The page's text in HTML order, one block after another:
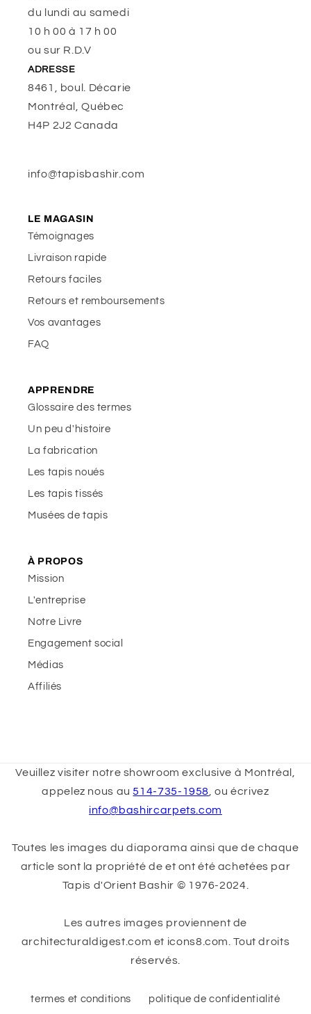
du lundi au samedi
10 h 00 à 17 h 00
ou sur R.D.V
ADRESSE
8461, boul. Décarie
Montréal, Québec
H4P 2J2 Canada
info@tapisbashir.com
LE MAGASIN
Témoignages
Livraison rapide
Retours faciles
Retours et remboursements
Vos avantages
FAQ
APPRENDRE
Glossaire des termes
Un peu d'histoire
La fabrication
Les tapis noués
Les tapis tissés
Musées de tapis
À PROPOS
Mission
L'entreprise
Notre Livre
Engagement social
Médias
Affiliés
Veuillez visiter notre showroom exclusive à Montréal,
appelez nous au514-735-1958 , ou écrivez
info@bashircarpets.com
Toutes les images du diaporama ainsi que de chaque
article sont la propriété de et ont été achetées par
Tapis d'Orient Bashir © 1976-2024.
Les autres images proviennent de
architecturaldigest.com et icons8.com. Tout droits
réservés.
termes et conditions politique de confidentialité